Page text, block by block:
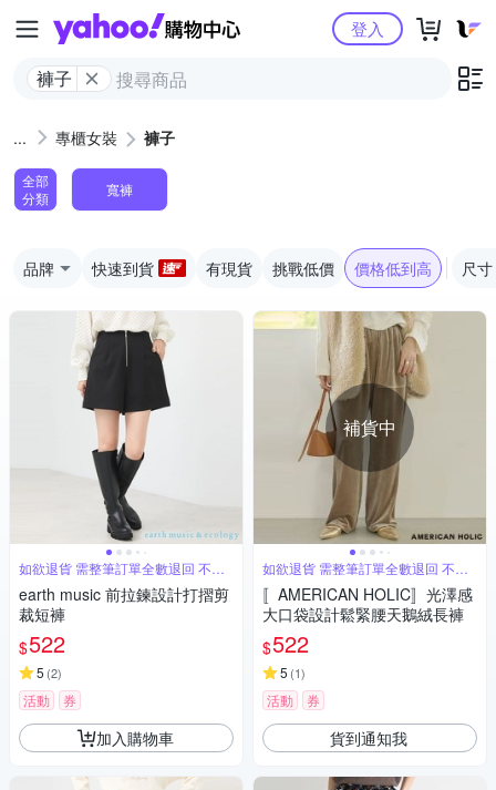
Yahoo購物中心
褲子
登入
專櫃女裝 褲子
全部
分類
寬褲
品牌 快速到貨 有現貨 挑戰低價 價格低到高 尺寸
如欲退貨 需整筆訂單全數退回 不能
單退
earth music 前拉鍊設計打摺剪
裁短褲
$522
5 (2)
活動 券
加入購物車
補貨中
如欲退貨 需整筆訂單全數退回 不能
單退
〚AMERICAN HOLIC〛光澤感
大口袋設計鬆緊腰天鵝絨長褲
$522
5 (1)
活動 券
貨到通知我